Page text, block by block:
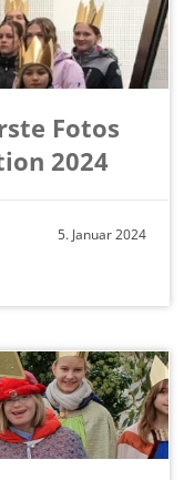
Fotos
2024
5. Ja­nu­ar 2024